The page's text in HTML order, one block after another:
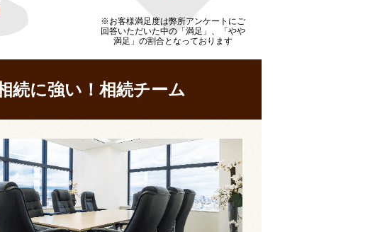
※お客様満足度は弊所アンケートにご
回答いただいた中の「満足」、「やや
満足」の割合となっております
続に強い！相続チーム